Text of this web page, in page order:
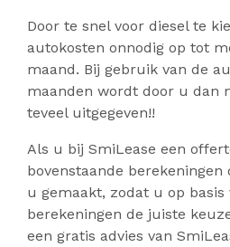
Door te snel voor diesel te
autokosten onnodig op tot
maand. Bij gebruik van de
maanden wordt door u dan
teveel uitgegeven!!
Als u bij SmiLease een
bovenstaande berekeningen
u gemaakt, zodat u op basis
berekeningen de juiste
een gratis advies van